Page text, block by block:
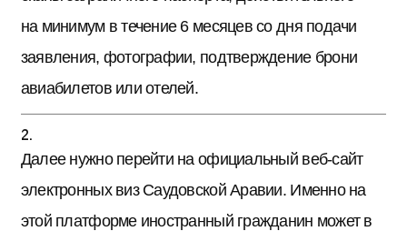
на минимум в течение 6 месяцев со дня подачи
заявления, фотографии, подтверждение брони
авиабилетов или отелей.
Далее нужно перейти на официальный веб-сайт
электронных виз Саудовской Аравии. Именно на
этой платформе иностранный гражданин может в